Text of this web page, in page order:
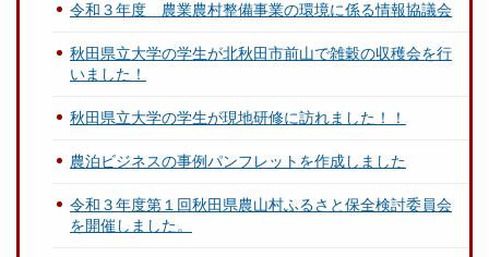
令和３年度 農業農村整備事業の環境に係る情報協議会
秋田県立大学の学生が北秋田市前山で雑穀の収穫会を行
いました！
秋田県立大学の学生が現地研修に訪れました！！
農泊ビジネスの事例パンフレットを作成しました
令和３年度第１回秋田県農山村ふるさと保全検討委員会
を開催しました。